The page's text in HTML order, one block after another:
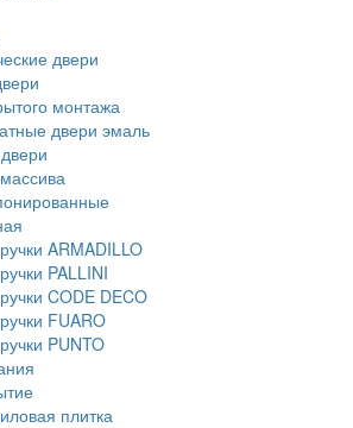
двери
монтажа
двери эмаль
ARMADILLO
PALLINI
CODE DECO
FUARO
PUNTO
плитка